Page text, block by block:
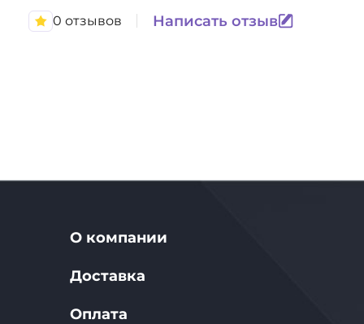
0 отзывов Написать отзыв
О компании
Доставка
Оплата